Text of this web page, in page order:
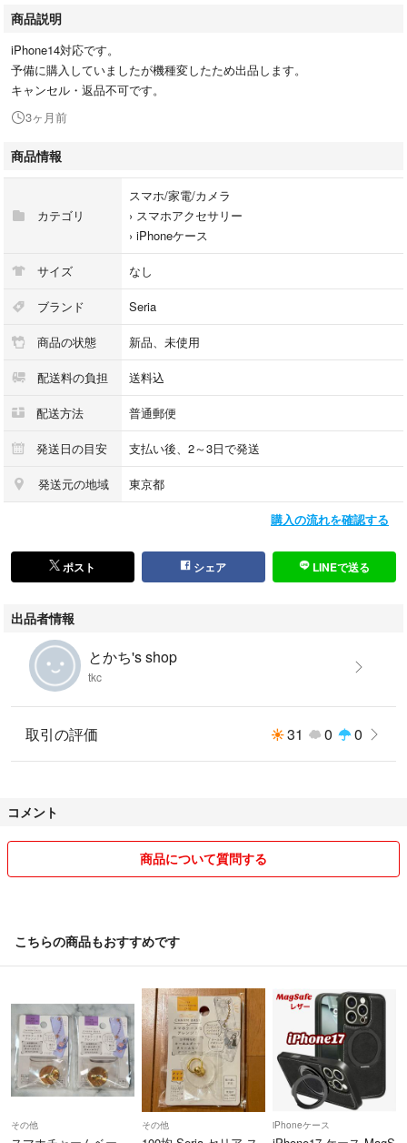
商品説明
iPhone14対応です。
予備に購入していましたが機種変したため出品します。
キャンセル・返品不可です。
3ヶ月前
商品情報
カテゴリ
スマホ/家電/カメラ
› スマホアクセサリー
› iPhoneケース
サイズ なし
ブランド Seria
商品の状態 新品、未使用
配送料の負担 送料込
配送方法 普通郵便
発送日の目安 支払い後、2～3日で発送
発送元の地域 東京都
購入の流れを確認する
ポスト シェア LINEで送る
出品者情報
とかち's shop
tkc
取引の評価 31 0 0
コメント
商品について質問する
こちらの商品もおすすめです
その他 その他 iPhoneケース